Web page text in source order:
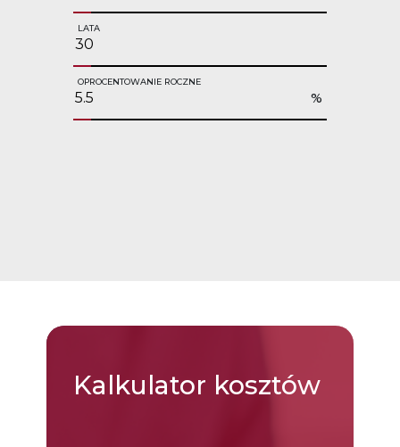
LATA
OPROCENTOWANIE ROCZNE
%
Kalkulator kosztów